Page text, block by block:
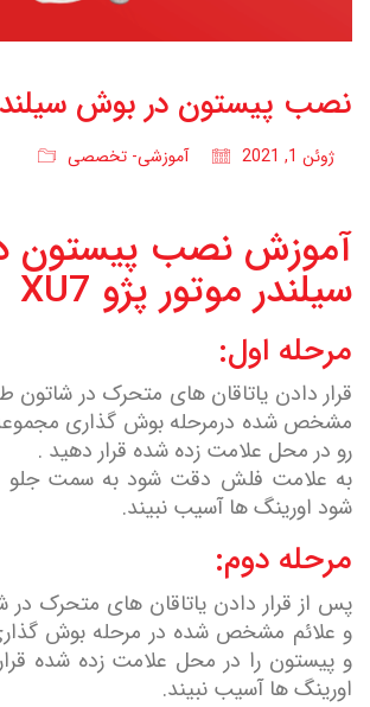
نصب پیستون در بوش
ژوئن 1, 2021 آموزشی- تخصصی
آموزش نصب پیستون
سیلندر موتور پژو XU7
مرحله اول:
قرار دادن یاتاقان های متحرک در شاتون
مشخص شده درمرحله بوش گذاری
رو در محل علامت زده شده قرار دهید .
به علامت فلش دقت شود به سمت جلو
شود اورینگ ها آسیب نبیند.
مرحله دوم:
پس از قرار دادن یاتاقان های متحرک در
و علائم مشخص شده در مرحله بوش
و پیستون را در محل علامت زده شده
اورینگ ها آسیب نبیند.